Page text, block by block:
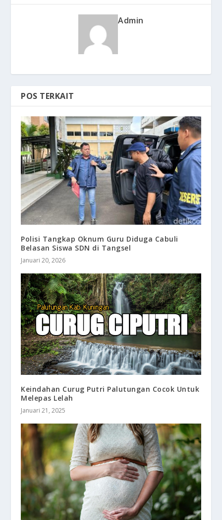
Admin
POS TERKAIT
Polisi Tangkap Oknum Guru Diduga Cabuli
Belasan Siswa SDN di Tangsel
Januari 20, 2026
Keindahan Curug Putri Palutungan Cocok Untuk
Melepas Lelah
Januari 21, 2025